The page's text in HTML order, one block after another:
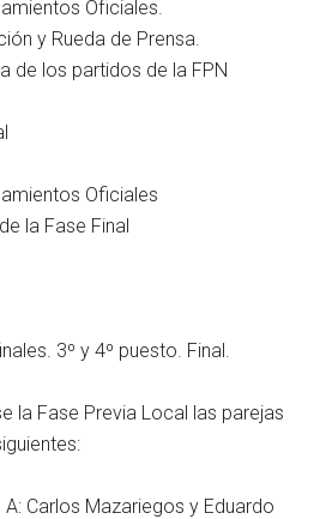
Oficiales.
y Rueda de Prensa.
de los partidos de la FPN
Oficiales
la Fase Final
3º y 4º puesto. Final.
la Fase Previa Local las parejas
Carlos Mazariegos y Eduardo